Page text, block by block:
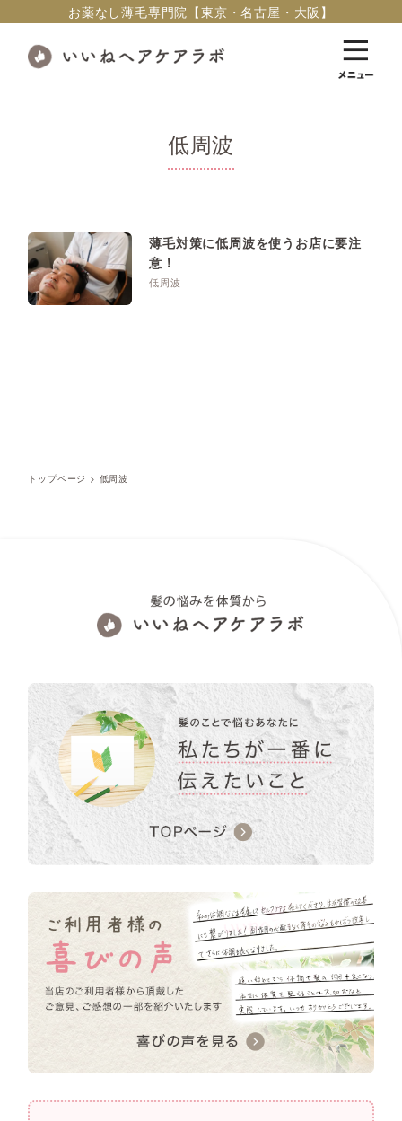
お薬なし薄毛専門院【東京・名古屋・大阪】
低周波
薄毛対策に低周波を使うお店に要注
意！
低周波
トップページ > 低周波